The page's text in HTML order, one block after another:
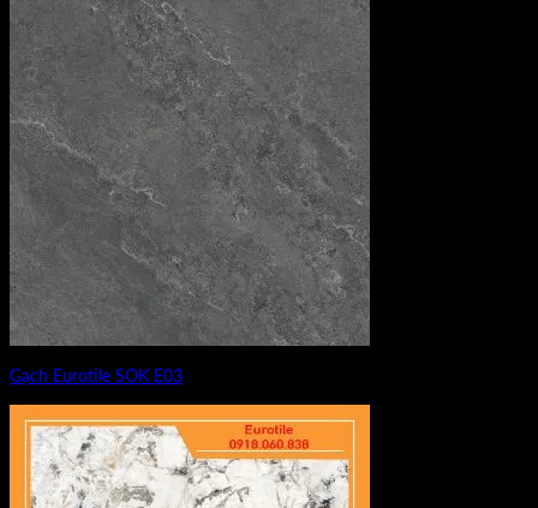
Gạch Eurotile SOK E03